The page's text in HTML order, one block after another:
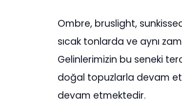
Ombre, bruslight,
sıcak tonlarda ve aynı
Gelinlerimizin bu seneki
doğal topuzlarla devam
devam etmektedir.